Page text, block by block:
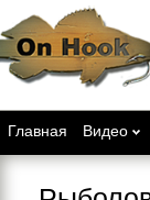
Главная Видео